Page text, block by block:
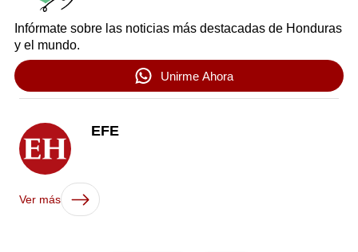
Infórmate sobre las noticias más destacadas de Honduras
y el mundo.
Unirme Ahora
EFE
Ver más